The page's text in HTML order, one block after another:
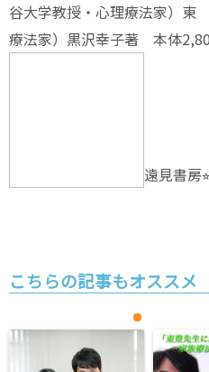
谷大学教授・心理療法家）
療法家）黒沢幸子著 本体
遠見書房
こちらの記事もオススメ